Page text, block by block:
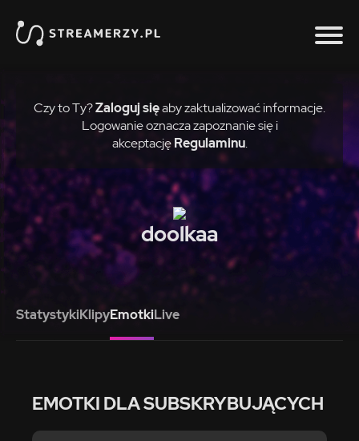
Czy to Ty?Zaloguj sięaby zaktualizować informacje.
Logowanie oznacza zapoznanie się i
akceptację Regulaminu.
doolkaa
StatystykiKlipyEmotkiLive
EMOTKI DLA SUBSKRYBUJĄCYCH